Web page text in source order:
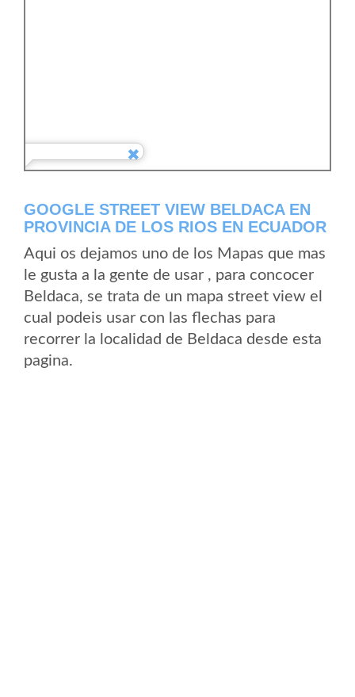
GOOGLE STREET VIEW BELDACA EN
PROVINCIA DE LOS RIOS EN ECUADOR
Aqui os dejamos uno de los Mapas que mas
le gusta a la gente de usar , para concocer
Beldaca, se trata de un mapa street view el
cual podeis usar con las flechas para
recorrer la localidad de Beldaca desde esta
pagina.